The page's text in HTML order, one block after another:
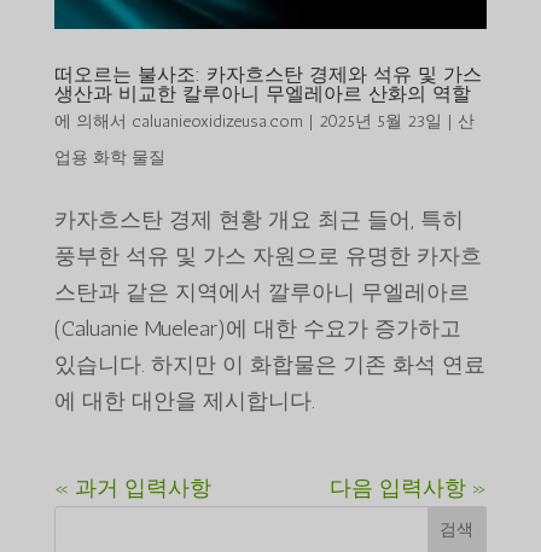
떠오르는 불사조: 카자흐스탄 경제와 석유 및 가스
생산과 비교한 칼루아니 무엘레아르 산화의 역할
에 의해서 caluanieoxidizeusa.com | 2025년 5월 23일 | 산
업용 화학 물질
카자흐스탄 경제 현황 개요 최근 들어, 특히
풍부한 석유 및 가스 자원으로 유명한 카자흐
스탄과 같은 지역에서 깔루아니 무엘레아르
(Caluanie Muelear)에 대한 수요가 증가하고
있습니다. 하지만 이 화합물은 기존 화석 연료
에 대한 대안을 제시합니다.
« 과거 입력사항 다음 입력사항 »
검색